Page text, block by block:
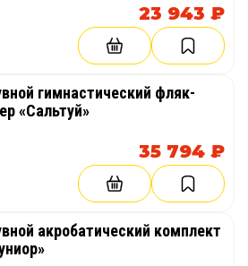
23 943 ₽
гимнастический фляк-
«Сальтуй»
35 794 ₽
акробатический комплект